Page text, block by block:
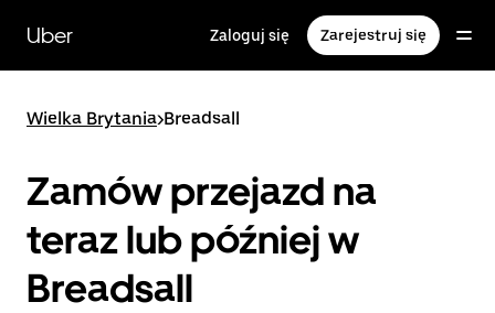
głównej
zawartości
Uber Zaloguj się Zarejestruj się
Wielka Brytania>Breadsall
Zamów przejazd na
teraz lub później w
Breadsall